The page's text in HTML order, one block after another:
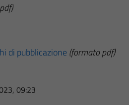
di pubblicazione (formato pdf)
09:23